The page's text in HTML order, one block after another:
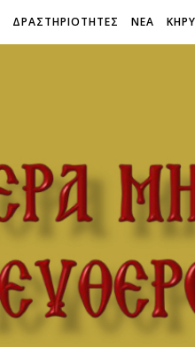
ΔΡΑΣΤΗΡΙΟΤΗΤΕΣ ΝΕΑ